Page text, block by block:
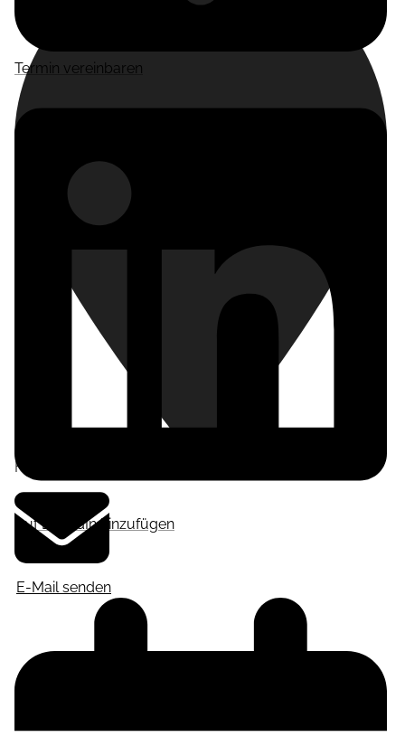
Termin vereinbaren
Auf LinkedIn hinzufügen
Frankfurt am Main
E-Mail senden